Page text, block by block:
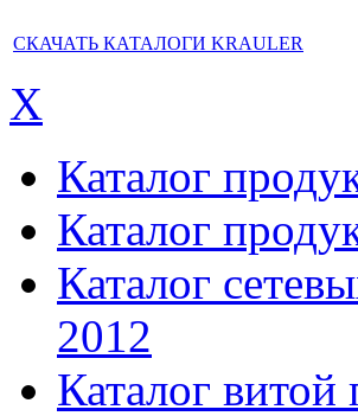
СКАЧАТЬ КАТАЛОГИ KRAULER
X
Каталог
Каталог
Каталог
2012
Каталог